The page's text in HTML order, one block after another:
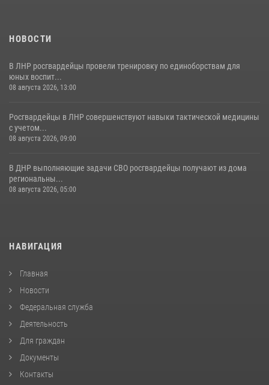
НОВОСТИ
В ЛНР росгвардейцы провели тренировку по единоборствам для
юных воспит...
08 августа 2026, 13:00
Росгвардейцы в ЛНР совершенствуют навыки тактической медицины
с учетом...
08 августа 2026, 09:00
В ДНР выполняющие задачи СВО росгвардейцы получают из дома
региональны...
08 августа 2026, 05:00
НАВИГАЦИЯ
Главная
Новости
Федеральная служба
Деятельность
Для граждан
Документы
Контакты